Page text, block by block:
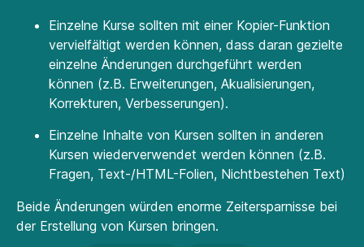
Einzelne Kurse sollten mit einer Kopier-Funktion
vervielfältigt werden können, dass daran gezielte
einzelne Änderungen durchgeführt werden
können (z.B. Erweiterungen, Akualisierungen,
Korrekturen, Verbesserungen).
Einzelne Inhalte von Kursen sollten in anderen
Kursen wiederverwendet werden können (z.B.
Fragen, Text-/HTML-Folien, Nichtbestehen Text)
Beide Änderungen würden enorme Zeitersparnisse bei
der Erstellung von Kursen bringen.